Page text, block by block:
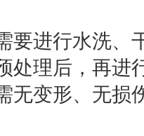
要进行水洗、
处理后，再进
无变形、无损